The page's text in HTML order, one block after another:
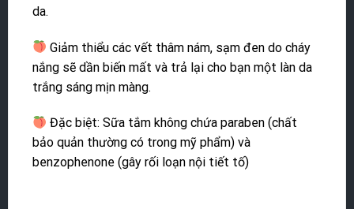
da.
Giảm thiểu các vết thâm nám, sạm đen do cháy
nắng sẽ dần biến mất và trả lại cho bạn một làn da
trắng sáng mịn màng.
Đặc biệt: Sữa tắm không chứa paraben (chất
bảo quản thường có trong mỹ phẩm) và
benzophenone (gây rối loạn nội tiết tố)